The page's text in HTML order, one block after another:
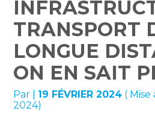
TRANSPORT
LONGUE
ON EN SAIT
Par 19 FÉVRIER 2024 (
2024)